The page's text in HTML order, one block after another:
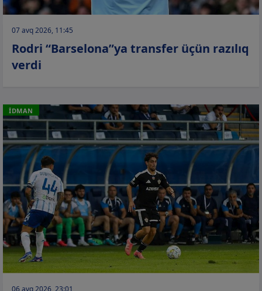
07 avq 2026, 11:45
Rodri “Barselona”ya transfer üçün razılıq
verdi
İDMAN